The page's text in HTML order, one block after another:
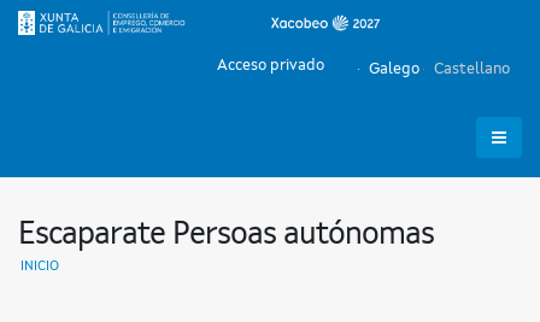
Galego Castellano
Acceso privado
Escaparate Persoas autónomas
INICIO